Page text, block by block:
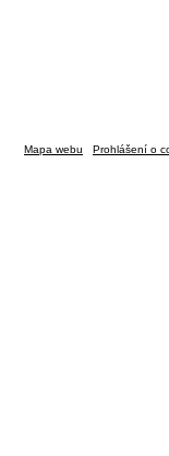
Mapa webu Prohlášení o